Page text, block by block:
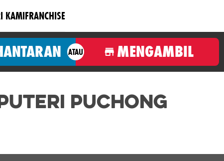
KAMIFRANCHISE
ATAU MENGAMBIL
PUCHONG